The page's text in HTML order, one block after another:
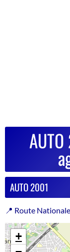
AUTO 2001
📍 Route
+